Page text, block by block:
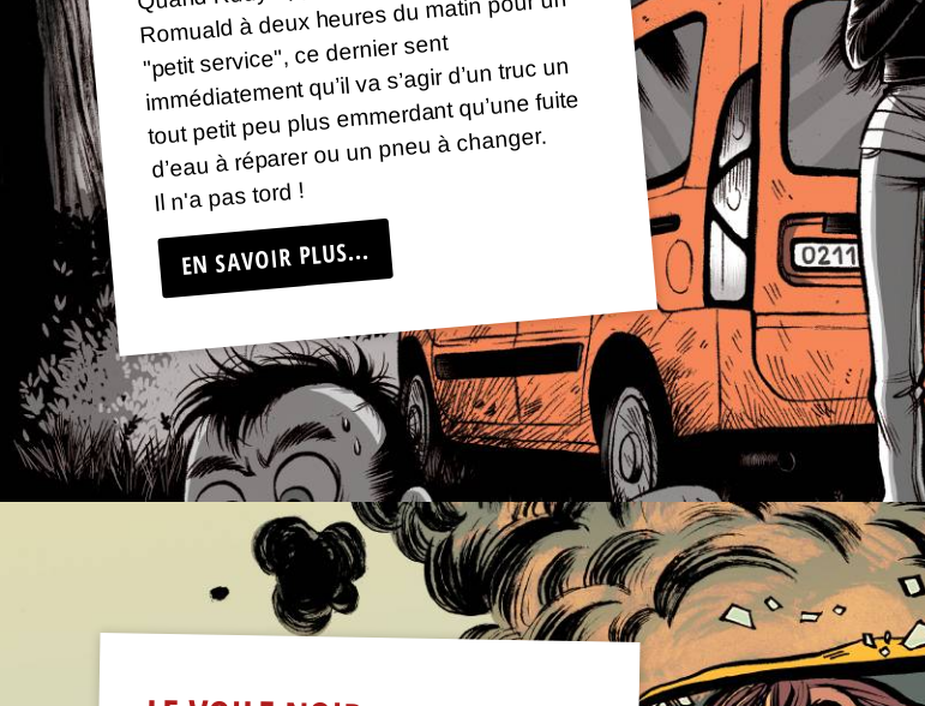
Romuald à deux heures du matin pour un
"petit service", ce dernier sent
immédiatement qu’il va s’agir d’un truc un
tout petit peu plus emmerdant qu’une fuite
d’eau à réparer ou un pneu à changer.
Il n'a pas tord !
EN SAVOIR PLUS...